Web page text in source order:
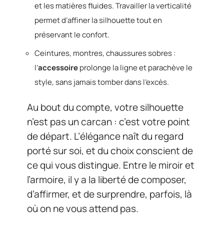
et les matières fluides. Travailler la verticalité
permet d’affiner la silhouette tout en
préservant le confort.
Ceintures, montres, chaussures sobres :
l’accessoireprolonge la ligne et parachève le
style, sans jamais tomber dans l’excès.
Au bout du compte, votre silhouette
n’est pas un carcan : c’est votre point
de départ. L’élégance naît du regard
porté sur soi, et du choix conscient de
ce qui vous distingue. Entre le miroir et
l’armoire, il y a la liberté de composer,
d’affirmer, et de surprendre, parfois, là
où on ne vous attend pas.